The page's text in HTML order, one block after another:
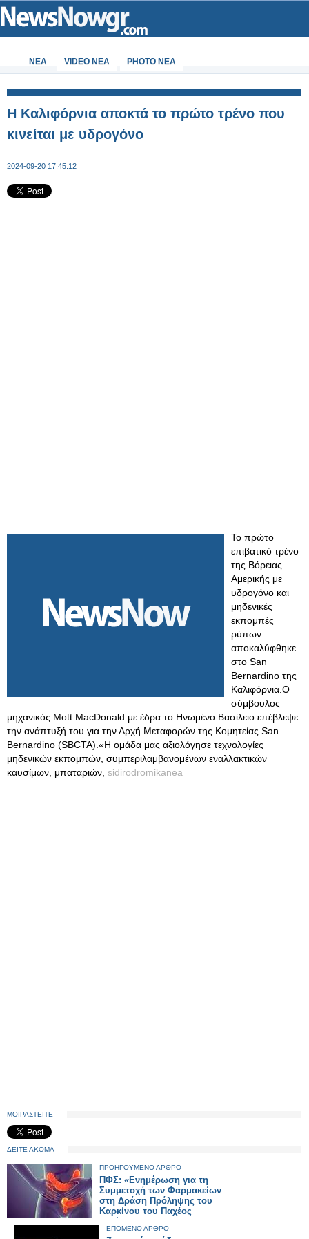
ΝΕΑ VIDEO NEA PHOTO NEA
Η Καλιφόρνια αποκτά το πρώτο τρένο που
κινείται με υδρογόνο
2024-09-20 17:45:12
Το πρώτο
επιβατικό τρένο
της Βόρειας
Αμερικής με
υδρογόνο και
μηδενικές
εκπομπές
ρύπων
αποκαλύφθηκε
στο San
Bernardino της
Καλιφόρνια.Ο
σύμβουλος
μηχανικός Mott MacDonald με έδρα το Ηνωμένο Βασίλειο επέβλεψε
την ανάπτυξή του για την Αρχή Μεταφορών της Κομητείας San
Bernardino (SBCTA).«Η ομάδα μας αξιολόγησε τεχνολογίες
μηδενικών εκπομπών, συμπεριλαμβανομένων εναλλακτικών
καυσίμων, μπαταριών, sidirodromikanea
ΜΟΙΡΑΣΤΕΙΤΕ
ΔΕΙΤΕ ΑΚΟΜΑ
ΠΡΟΗΓΟΥΜΕΝΟ ΑΡΘΡΟ
ΠΦΣ: «Ενημέρωση για τη
Συμμετοχή των Φαρμακείων
στη Δράση Πρόληψης του
Καρκίνου του Παχέος
Εντέρου»
ΕΠΟΜΕΝΟ ΑΡΘΡΟ